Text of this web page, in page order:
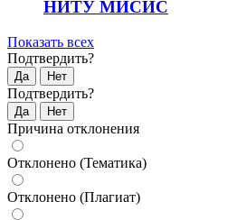
НИТУ МИСИС
Показать всех
Подтвердить?
Да Нет
Подтвердить?
Да Нет
Причина отклонения
Отклонено (Тематика)
Отклонено (Плагиат)